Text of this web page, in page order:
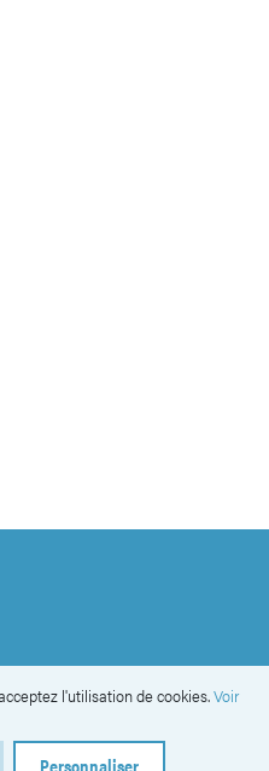
l'utilisation de cookies.Voir
Personnaliser